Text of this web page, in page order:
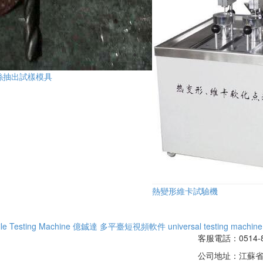
抽出試樣模具
熱變形維卡試驗機
Testing Machine 億鋮達 多平臺短視頻軟件 universal testing machine
客服電話：
公司地址：江蘇